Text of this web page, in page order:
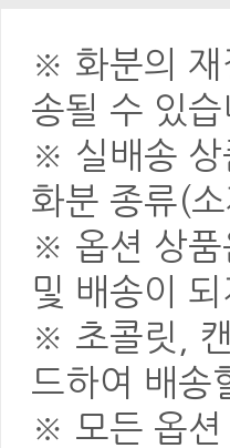
※ 화분의 재
송될 수 있습
※ 실배송 상
화분 종류(
※ 옵션 상품
및 배송이 되
※ 초콜릿,
드하여 배송
※ 모든 옵션